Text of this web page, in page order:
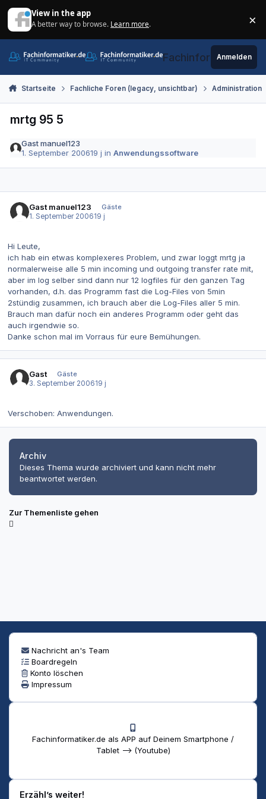
View in the app
A better way to browse. Learn more. ×
Fachinformatiker.de
Anmelden
Startseite Fachliche Foren (legacy, unsichtbar) Administration
mrtg 95 5
Gast manuel123
1. September 200619 j inAnwendungssoftware
Gast manuel123
Gäste
1. September 200619 j
Hi Leute,
ich hab ein etwas komplexeres Problem, und zwar loggt mrtg ja
normalerweise alle 5 min incoming und outgoing transfer rate mit,
aber im log selber sind dann nur 12 logfiles für den ganzen Tag
vorhanden, d.h. das Programm fast die Log-Files von 5min
2stündig zusammen, ich brauch aber die Log-Files aller 5 min.
Brauch man dafür noch ein anderes Programm oder geht das
auch irgendwie so.
Danke schon mal im Vorraus für eure Bemühungen.
Gast
Gäste
3. September 200619 j
Verschoben: Anwendungen.
Archiv
Dieses Thema wurde archiviert und kann nicht mehr
beantwortet werden.
Zur Themenliste gehen
Nachricht an's Team
Boardregeln
Konto löschen
Impressum
Fachinformatiker.de als APP auf Deinem Smartphone /
Tablet --> (Youtube)
Erzähl’s weiter!